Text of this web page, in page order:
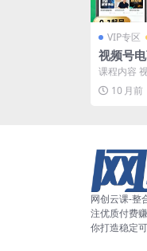
VIP专区
视频号
课：账
+微付费
课程内容
案解析 框
号稳流量的
10 月前
网创云课-整
注优质付费
你打造稳定